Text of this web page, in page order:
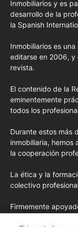
Inmobiliarios y es
desarrollo de la
la Spanish
Inmobiliarios es
editarse en 2006, y
revista.
El contenido de la
eminentemente
todos los
Durante estos más
inmobiliaria, hemos
la cooperación
La ética y la
colectivo
Firmemente